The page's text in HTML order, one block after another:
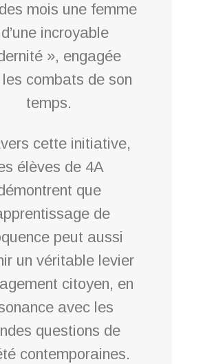
mois une femme
incroyable
», engagée
combats de son
temps.
cette initiative,
élèves de 4A
que
de
peut aussi
un véritable levier
citoyen, en
avec les
questions de
contemporaines.